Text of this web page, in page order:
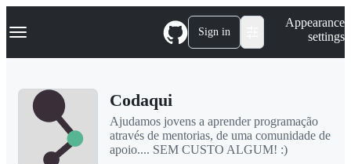
k
p
Navigation Menu Sign in
Appearance
settings
Codaqui
Ajudamos jovens a aprender programação
através de mentorias, de uma comunidade de
apoio.... SEM CUSTO ALGUM! :)